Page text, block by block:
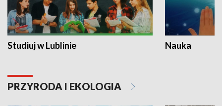
Studiuj w Lublinie Nauka
PRZYRODA I EKOLOGIA